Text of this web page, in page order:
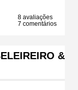
8 avaliações
7 comentários
&